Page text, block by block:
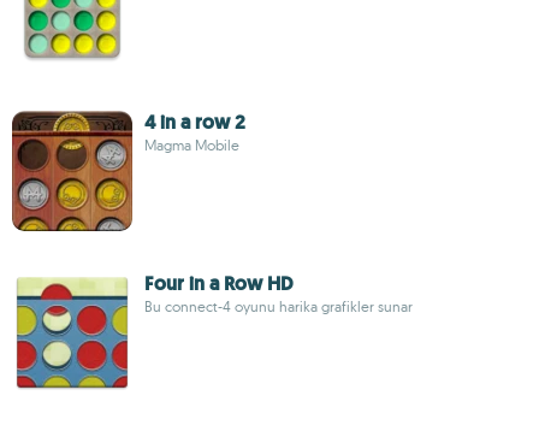
4 in a row 2
Magma Mobile
Four in a Row HD
Bu connect-4 oyunu harika grafikler sunar